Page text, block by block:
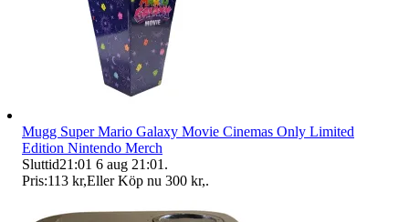
Mugg Super Mario Galaxy Movie Cinemas Only Limited
Edition Nintendo Merch
Sluttid21:01 6 aug 21:01 .
Pris:113 kr,Eller Köp nu 300 kr,.